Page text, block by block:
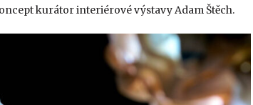
kurátor interiérové výstavy Adam Štěch.